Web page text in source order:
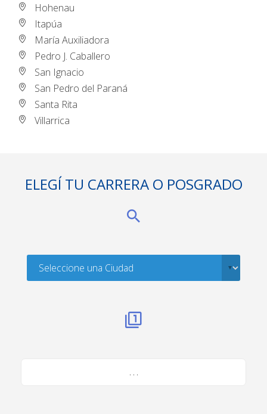
Hohenau
Itapúa
María Auxiliadora
Pedro J. Caballero
San Ignacio
San Pedro del Paraná
Santa Rita
Villarrica
ELEGÍ TU CARRERA O POSGRADO
. . .